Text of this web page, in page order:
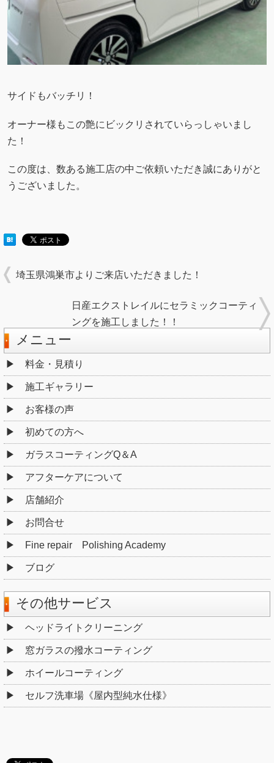
サイドもバッチリ！
オーナー様もこの艶にビックリされていらっしゃいまし
た！
この度は、数ある施工店の中ご依頼いただき誠にありがと
うございました。
埼玉県鴻巣市よりご来店いただきました！
日産エクストレイルにセラミックコーティ
ングを施工しました！！
メニュー
料金・見積り
施工ギャラリー
お客様の声
初めての方へ
ガラスコーティングQ＆A
アフターケアについて
店舗紹介
お問合せ
Fine repair Polishing Academy
ブログ
その他サービス
ヘッドライトクリーニング
窓ガラスの撥水コーティング
ホイールコーティング
セルフ洗車場《屋内型純水仕様》